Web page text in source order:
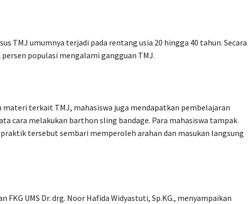
TMJ umumnya terjadi pada rentang usia 20 hingga 40 tahun. Secara
populasi mengalami gangguan TMJ.
materi terkait TMJ, mahasiswa juga mendapatkan pembelajaran
cara melakukan barthon sling bandage. Para mahasiswa tampak
tersebut sembari memperoleh arahan dan masukan langsung
FKG UMS Dr. drg. Noor Hafida Widyastuti, Sp.KG., menyampaikan